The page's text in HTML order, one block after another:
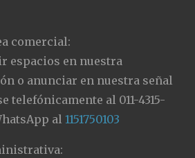
comercial:
espacios en nuestra
o anunciar en nuestra señal
telefónicamente al 011-4315-
al1151750103